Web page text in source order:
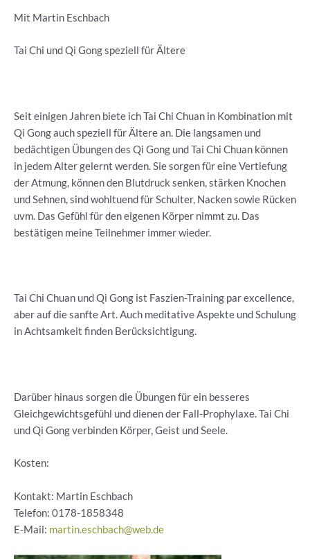
Mit Martin Eschbach
Tai Chi und Qi Gong speziell für Ältere
Seit einigen Jahren biete ich Tai Chi Chuan in Kombination mit
Qi Gong auch speziell für Ältere an. Die langsamen und
bedächtigen Übungen des Qi Gong und Tai Chi Chuan können
in jedem Alter gelernt werden. Sie sorgen für eine Vertiefung
der Atmung, können den Blutdruck senken, stärken Knochen
und Sehnen, sind wohltuend für Schulter, Nacken sowie Rücken
uvm. Das Gefühl für den eigenen Körper nimmt zu. Das
bestätigen meine Teilnehmer immer wieder.
Tai Chi Chuan und Qi Gong ist Faszien-Training par excellence,
aber auf die sanfte Art. Auch meditative Aspekte und Schulung
in Achtsamkeit finden Berücksichtigung.
Darüber hinaus sorgen die Übungen für ein besseres
Gleichgewichtsgefühl und dienen der Fall-Prophylaxe. Tai Chi
und Qi Gong verbinden Körper, Geist und Seele.
Kosten:
Kontakt: Martin Eschbach
Telefon: 0178-1858348
E-Mail: martin.eschbach@web.de